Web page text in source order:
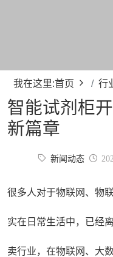
我在这里:首页 行
智能试剂柜
新篇章
新闻动态
很多人对于物联网、物
实在日常生活中，已经
卖行业，在物联网、大